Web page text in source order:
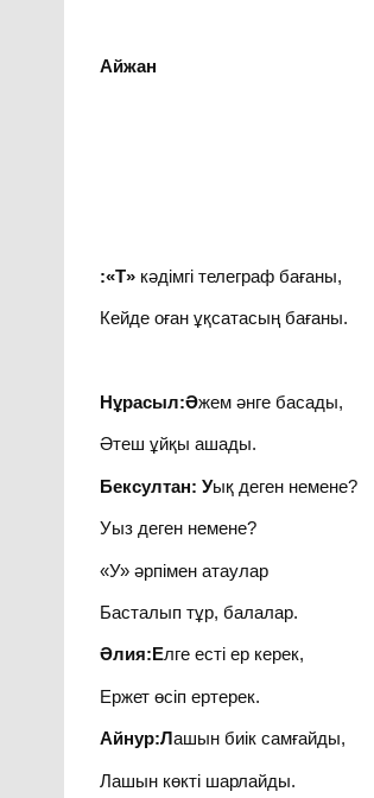
Айжан
:«Т» кәдімгі телеграф бағаны,
Кейде оған ұқсатасың бағаны.
Нұрасыл:Әжем әнге басады,
Әтеш ұйқы ашады.
Бексултан: Уық деген немене?
Уыз деген немене?
«У» әрпімен атаулар
Басталып тұр, балалар.
Әлия:Елге есті ер керек,
Ержет өсіп ертерек.
Айнур:Лашын биік самғайды,
Лашын көкті шарлайды.